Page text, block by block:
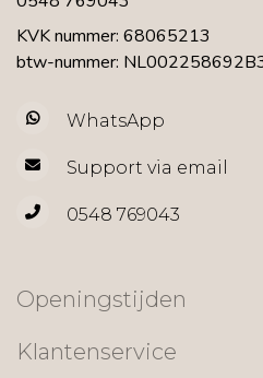
KVK nummer: 68065213
btw-nummer:
WhatsApp
Support via email
0548 769043
Openingstijden
Klantenservice